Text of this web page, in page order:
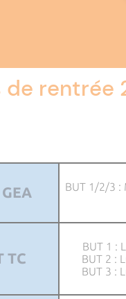
de rentrée
BUT 1/2/3 :
TC
BUT 1 :
BUT 2 :
BUT 3 :